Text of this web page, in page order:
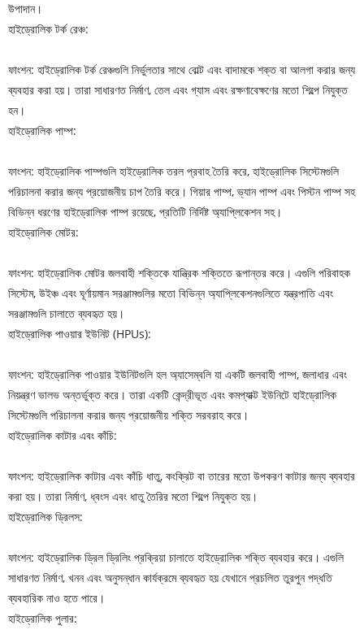
উপাদান।
হাইড্রোলিক টর্ক রেঞ্চ:
ফাংশন: হাইড্রোলিক টর্ক রেঞ্চগুলি নির্ভুলতার সাথে বোল্ট এবং বাদামকে শক্ত বা আলগা করার জন্য
ব্যবহার করা হয়। তারা সাধারণত নির্মাণ, তেল এবং গ্যাস এবং রক্ষণাবেক্ষণের মতো শিল্পে নিযুক্ত
হন।
হাইড্রোলিক পাম্প:
ফাংশন: হাইড্রোলিক পাম্পগুলি হাইড্রোলিক তরল প্রবাহ তৈরি করে, হাইড্রোলিক সিস্টেমগুলি
পরিচালনা করার জন্য প্রয়োজনীয় চাপ তৈরি করে। গিয়ার পাম্প, ভ্যান পাম্প এবং পিস্টন পাম্প সহ
বিভিন্ন ধরণের হাইড্রোলিক পাম্প রয়েছে, প্রতিটি নির্দিষ্ট অ্যাপ্লিকেশন সহ।
হাইড্রোলিক মোটর:
ফাংশন: হাইড্রোলিক মোটর জলবাহী শক্তিকে যান্ত্রিক শক্তিতে রূপান্তর করে। এগুলি পরিবাহক
সিস্টেম, উইঞ্চ এবং ঘূর্ণায়মান সরঞ্জামগুলির মতো বিভিন্ন অ্যাপ্লিকেশনগুলিতে যন্ত্রপাতি এবং
সরঞ্জামগুলি চালাতে ব্যবহৃত হয়।
হাইড্রোলিক পাওয়ার ইউনিট (HPUs):
ফাংশন: হাইড্রোলিক পাওয়ার ইউনিটগুলি হল অ্যাসেম্বলি যা একটি জলবাহী পাম্প, জলাধার এবং
নিয়ন্ত্রণ ভালভ অন্তর্ভুক্ত করে। তারা একটি কেন্দ্রীভূত এবং কমপ্যাক্ট ইউনিটে হাইড্রোলিক
সিস্টেমগুলি পরিচালনা করার জন্য প্রয়োজনীয় শক্তি সরবরাহ করে।
হাইড্রোলিক কাটার এবং কাঁচি:
ফাংশন: হাইড্রোলিক কাটার এবং কাঁচি ধাতু, কংক্রিট বা তারের মতো উপকরণ কাটার জন্য ব্যবহার
করা হয়। তারা নির্মাণ, ধ্বংস এবং ধাতু তৈরির মতো শিল্পে নিযুক্ত হয়।
হাইড্রোলিক ড্রিলস:
ফাংশন: হাইড্রোলিক ড্রিল ড্রিলিং প্রক্রিয়া চালাতে হাইড্রোলিক শক্তি ব্যবহার করে। এগুলি
সাধারণত নির্মাণ, খনন এবং অনুসন্ধান কার্যক্রমে ব্যবহৃত হয় যেখানে প্রচলিত তুরপুন পদ্ধতি
ব্যবহারিক নাও হতে পারে।
হাইড্রোলিক পুলার: